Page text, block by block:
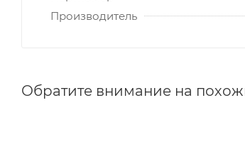
Производитель
Обратите внимание на